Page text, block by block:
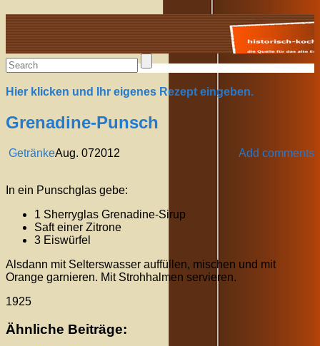
Alte Rezepte online
Hier klicken und Ihr eigenes Rezept eingeben.
Grenadine-Punsch
Getränke Add comments
Aug. 072012
In ein Punschglas gebe:
1 Sherryglas Grenadine-Sirup
Saft einer Zitrone
3 Eiswürfel
Alsdann mit Selterswasser auffüllen, mischen und mit
Orange garnieren. Mit Strohhalmen servieren.
1925
Ähnliche Beiträge: